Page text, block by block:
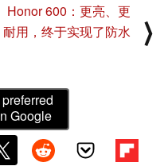
Honor 600：更亮、更
耐用，终于实现了防水
⟩
Google